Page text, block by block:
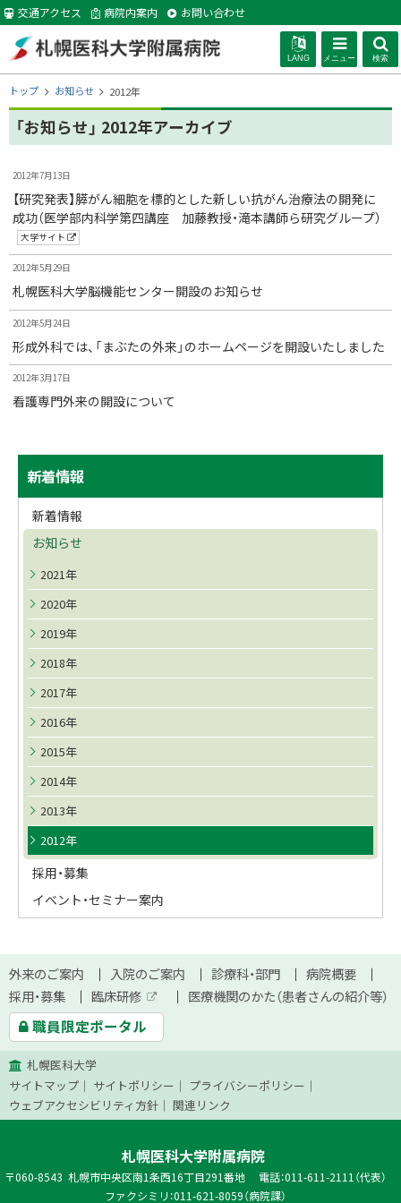
本
へ
交通アクセス 病院内案内 お問い合わせ
札幌医科大学附
属病院
LANG メニュー 検索
現
在
位
置
階
層
トップ お知らせ 2012年
「お知らせ」 2012年アーカイブ
ページ内目次
一覧
一覧
2012年7月13日
【研究発表】膵がん細胞を標的とした新しい抗がん治療法の開発に
成功（医学部内科学第四講座 加藤教授・滝本講師ら研究グループ）
大学サイト
2012年5月29日
札幌医科大学脳機能センター開設のお知らせ
2012年5月24日
形成外科では、「まぶたの外来」のホームページを開設いたしました
2012年3月17日
看護専門外来の開設について
に
サ
イ
ド
メ
ニ
ュ
ー
新着情報
新着情報
お知らせ
2021年
2020年
2019年
2018年
2017年
2016年
2015年
2014年
2013年
2012年
採用・募集
イベント・セミナー案内
本
文
へ
サ
イ
ト
マ
ッ
外来のご案内 入院のご案内 診療科・部門
病院概要
採用・募集
臨床研修
外
サ
医療機関のかた（患者さんの紹介等）
職員限定ポータル
札幌医科大学
サイトマップ
サイトポリシー
プライバシーポリシー
ウェブアクセシビリティ方針
関連リンク
札幌医科大学附属病院
郵060-8543 札幌市中央区南1条西16丁目291番地
電話：011-611-2111（代表）
ファクシミリ：011-621-8059（病院課）